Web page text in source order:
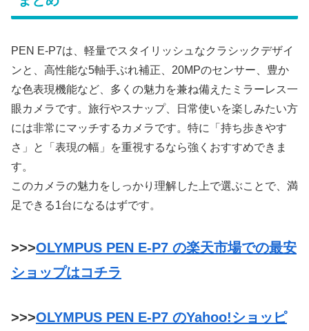
PEN E-P7は、軽量でスタイリッシュなクラシックデザイ
ンと、高性能な5軸手ぶれ補正、20MPのセンサー、豊か
な色表現機能など、多くの魅力を兼ね備えたミラーレス一
眼カメラです。旅行やスナップ、日常使いを楽しみたい方
には非常にマッチするカメラです。特に「持ち歩きやす
さ」と「表現の幅」を重視するなら強くおすすめできま
す。
このカメラの魅力をしっかり理解した上で選ぶことで、満
足できる1台になるはずです。
>>>OLYMPUS PEN E-P7 の楽天市場での最安
ショップはコチラ
>>>OLYMPUS PEN E-P7 のYahoo!ショッピ